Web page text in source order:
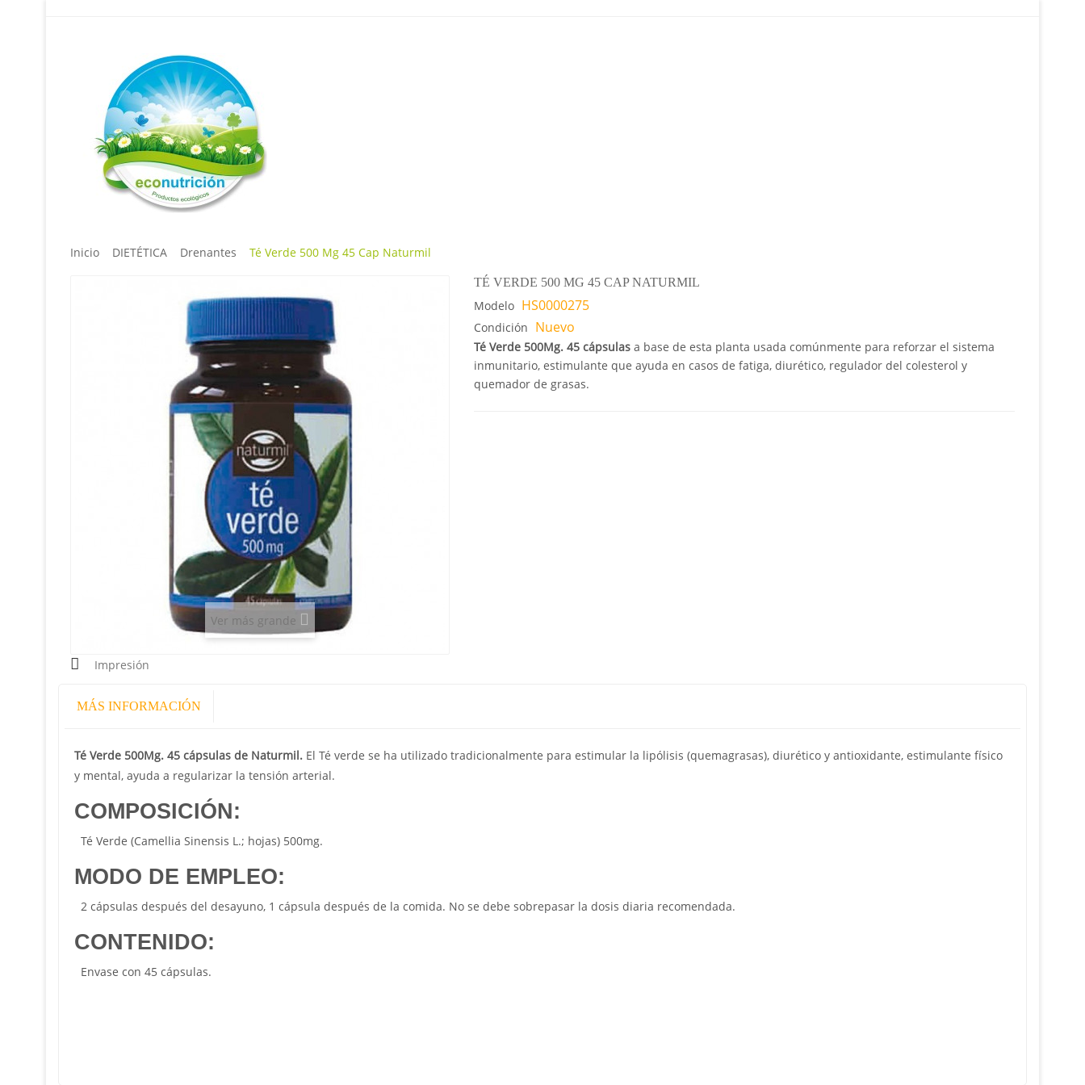
Inicio DIETÉTICA Drenantes Té Verde 500 Mg 45 Cap Naturmil
Ver más grande
Impresión
TÉ VERDE 500 MG 45 CAP NATURMIL
Modelo HS0000275
Condición Nuevo
Té Verde 500Mg. 45 cápsulas a base de esta planta usada comúnmente para reforzar el sistema
inmunitario, estimulante que ayuda en casos de fatiga, diurético, regulador del colesterol y
quemador de grasas.
MÁS INFORMACIÓN
Té Verde 500Mg. 45 cápsulas de Naturmil.El Té verde se ha utilizado tradicionalmente para estimular la lipólisis (quemagrasas), diurético y antioxidante, estimulante físico
y mental, ayuda a regularizar la tensión arterial.
COMPOSICIÓN:
Té Verde (Camellia Sinensis L.; hojas) 500mg.
MODO DE EMPLEO:
2 cápsulas después del desayuno, 1 cápsula después de la comida. No se debe sobrepasar la dosis diaria recomendada.
CONTENIDO:
Envase con 45 cápsulas.